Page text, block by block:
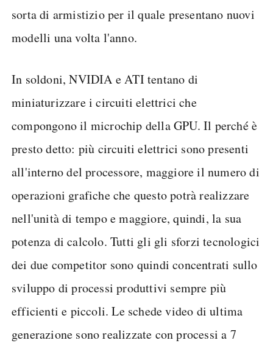
sorta di armistizio per il quale presentano nuovi
modelli una volta l'anno.
In soldoni, NVIDIA e ATI tentano di
miniaturizzare i circuiti elettrici che
compongono il microchip della GPU. Il perché è
presto detto: più circuiti elettrici sono presenti
all'interno del processore, maggiore il numero di
operazioni grafiche che questo potrà realizzare
nell'unità di tempo e maggiore, quindi, la sua
potenza di calcolo. Tutti gli gli sforzi tecnologici
dei due competitor sono quindi concentrati sullo
sviluppo di processi produttivi sempre più
efficienti e piccoli. Le schede video di ultima
generazione sono realizzate con processi a 7